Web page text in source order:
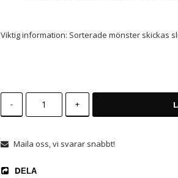
Viktig information: Sorterade mönster skickas
- +
Maila oss, vi svarar snabbt!
DELA